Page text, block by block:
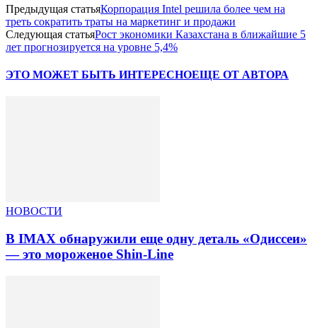
Предыдущая статьяКорпорация Intel решила более чем на
треть сократить траты на маркетинг и продажи
Следующая статьяРост экономики Казахстана в ближайшие 5
лет прогнозируется на уровне 5,4%
ЭТО МОЖЕТ БЫТЬ ИНТЕРЕСНОЕЩЕ ОТ АВТОРА
НОВОСТИ
В IMAX обнаружили еще одну деталь «Одиссеи»
— это мороженое Shin-Line